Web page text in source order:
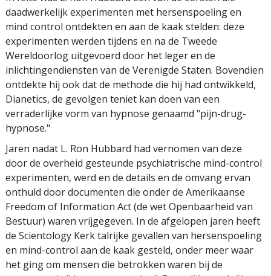
daadwerkelijk experimenten met hersenspoeling en
mind control ontdekten en aan de kaak stelden: deze
experimenten werden tijdens en na de Tweede
Wereldoorlog uitgevoerd door het leger en de
inlichtingendiensten van de Verenigde Staten. Bovendien
ontdekte hij ook dat de methode die hij had ontwikkeld,
Dianetics, de gevolgen teniet kan doen van een
verraderlijke vorm van hypnose genaamd "pijn-drug-
hypnose."
Jaren nadat L. Ron Hubbard had vernomen van deze
door de overheid gesteunde psychiatrische mind-control
experimenten, werd en de details en de omvang ervan
onthuld door documenten die onder de Amerikaanse
Freedom of Information Act (de wet Openbaarheid van
Bestuur) waren vrijgegeven. In de afgelopen jaren heeft
de Scientology Kerk talrijke gevallen van hersenspoeling
en mind-control aan de kaak gesteld, onder meer waar
het ging om mensen die betrokken waren bij de